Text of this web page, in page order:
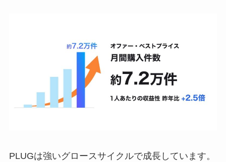
PLUGは強いグロースサイクルで成長しています。